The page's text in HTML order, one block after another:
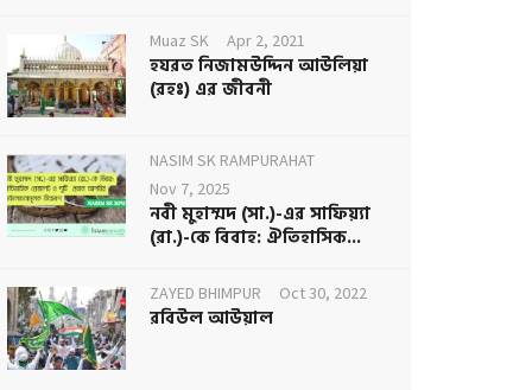
Muaz SK Apr 2, 2021
হযরত নিজামউদ্দিন আউলিয়া
(রহঃ) এর জীবনী
NASIM SK RAMPURAHAT
Nov 7, 2025
নবী মুহাম্মদ (সা.)-এর সাফিয়্যা
(রা.)-কে বিবাহ: ঐতিহাসিক...
ZAYED BHIMPUR Oct 30, 2022
রবিউল আউয়াল